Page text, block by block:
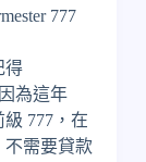
777
得
為這年
級 777，在
不需要貸款